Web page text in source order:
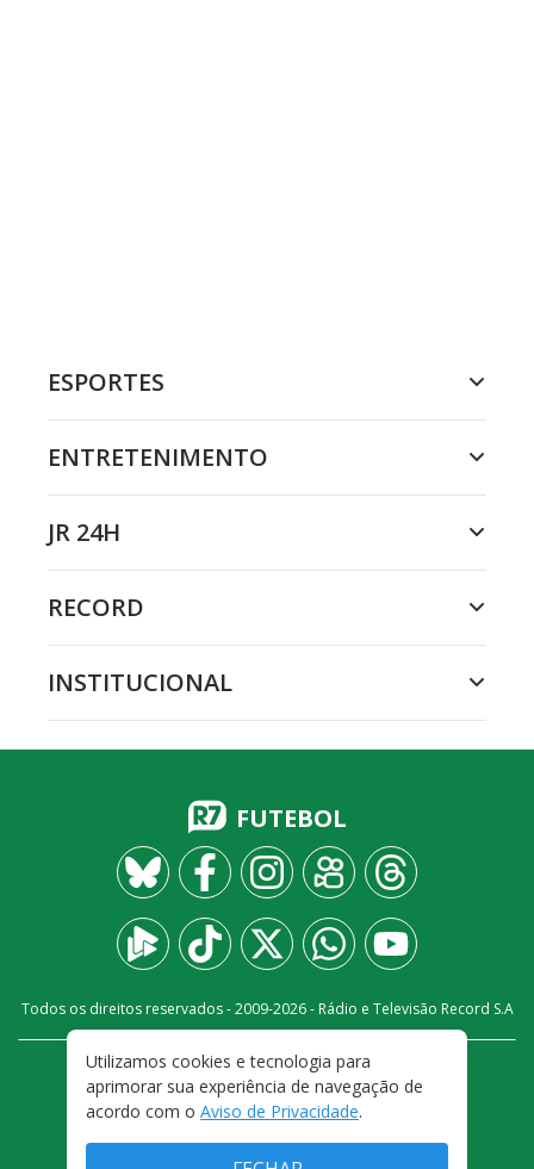
ESPORTES
ENTRETENIMENTO
JR 24H
RECORD
INSTITUCIONAL
FUTEBOL
Todos os direitos reservados - 2009-2026- Rádio e Televisão Record S.A
FALE CONOSCO
PRIVACIDADE
TERMOS E CONDIÇÕES DE USO
Utilizamos cookies e tecnologia para
aprimorar sua experiência de navegação de
acordo com o Aviso de Privacidade.